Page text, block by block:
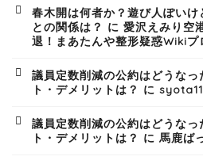
春木開は何者か？遊び人ぽい
との関係は？ に 愛沢えみり空
退！まあたんや整形疑惑Wikiプ
議員定数削減の公約はどうな
ト・デメリットは？ に
議員定数削減の公約はどうな
ト・デメリットは？ に 馬鹿ば